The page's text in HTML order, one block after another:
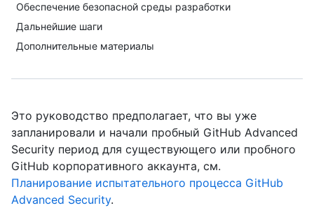
Обеспечение безопасной среды разработки
Дальнейшие шаги
Дополнительные материалы
Это руководство предполагает, что вы уже
запланировали и начали пробный GitHub Advanced
Security период для существующего или пробного
GitHub корпоративного аккаунта, см.
Планирование испытательного процесса GitHub
Advanced Security.